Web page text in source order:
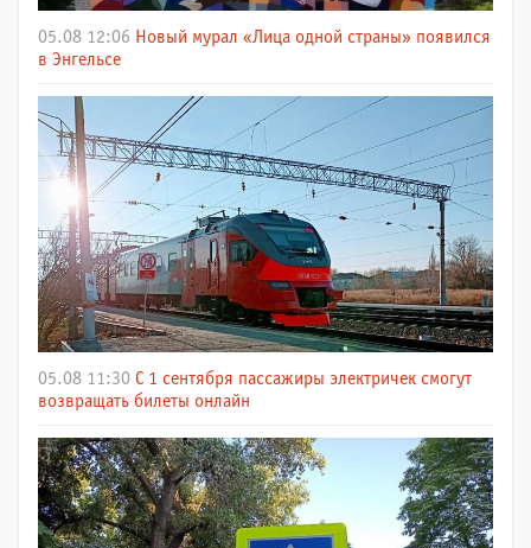
05.08 12:06 Новый мурал «Лица одной страны» появился
в Энгельсе
05.08 11:30 С 1 сентября пассажиры электричек смогут
возвращать билеты онлайн